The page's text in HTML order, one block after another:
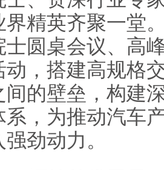
界精英齐聚一堂
士圆桌会议、高
动，搭建高规格
间的壁垒，构建
系，为推动汽车
劲动力。